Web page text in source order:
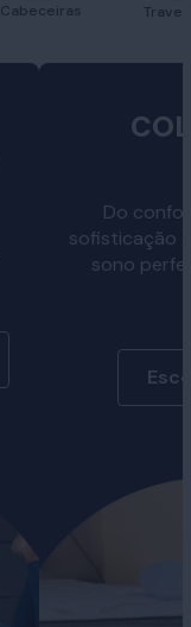
Cabeceiras
Do
sofisticação
sono